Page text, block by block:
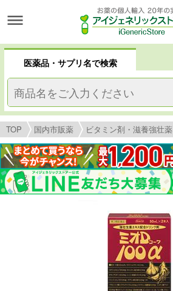
医薬品・サプリ名で検索
TOP 国内市販薬 ビタミン剤・滋養強壮薬